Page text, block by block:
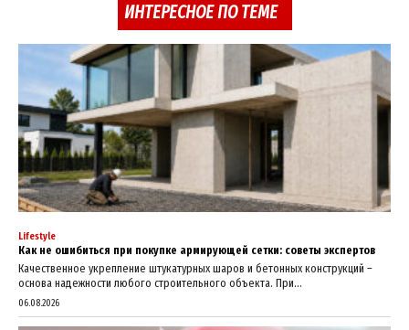
ИНТЕРЕСНОЕ ПО ТЕМЕ
Lifestyle
Как не ошибиться при покупке армирующей сетки: советы экспертов
Качественное укрепление штукатурных шаров и бетонных конструкций –
основа надежности любого строительного объекта. При...
06.08.2026